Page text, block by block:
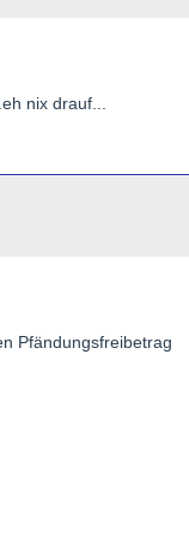
nix drauf...
Pfändungsfreibetrag